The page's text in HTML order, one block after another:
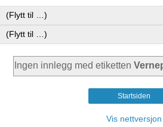
Ingen innlegg med etiketten
Startsiden
Vis nettversjon